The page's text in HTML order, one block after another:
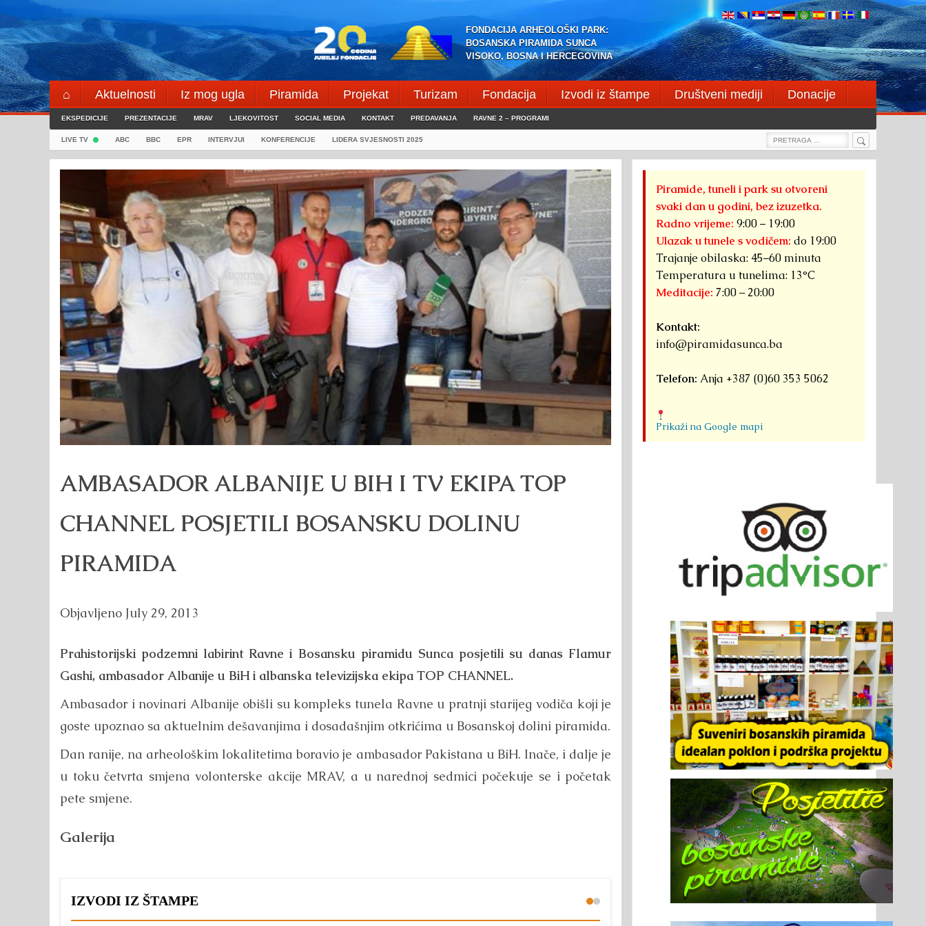
Skip
to
content
FONDACIJA ARHEOLOŠKI PARK:
BOSANSKA PIRAMIDA SUNCA
VISOKO, BOSNA I HERCEGOVINA
⌂ Aktuelnosti Iz mog ugla Piramida Projekat Turizam Fondacija Izvodi iz štampe Društveni mediji
Donacije
Blogeri
⌖
EKSPEDICIJE PREZENTACIJE MRAV LJEKOVITOST SOCIAL MEDIA KONTAKT PREDAVANJA RAVNE 2 – PROGRAMI
LIVE TV ABC BBC EPR INTERVJUI KONFERENCIJE LIDERA SVJESNOSTI 2025
Search
Search
AMBASADOR ALBANIJE U BIH I TV EKIPA TOP
CHANNEL POSJETILI BOSANSKU DOLINU
PIRAMIDA
Objavljeno July 29, 2013
Prahistorijski podzemni labirint Ravne i Bosansku piramidu Sunca posjetili su danas Flamur
Gashi, ambasador Albanije u BiH i albanska televizijska ekipa TOP CHANNEL.
Ambasador i novinari Albanije obišli su kompleks tunela Ravne u pratnji starijeg vodiča koji je
goste upoznao sa aktuelnim dešavanjima i dosadašnjim otkrićima u Bosanskoj dolini piramida.
Dan ranije, na arheološkim lokalitetima boravio je ambasador Pakistana u BiH. Inače, i dalje je
u toku četvrta smjena volonterske akcije MRAV, a u narednoj sedmici počekuje se i početak
pete smjene.
Galerija
IZVODI IZ ŠTAMPE
Piramide, tuneli i park su otvoreni
svaki dan u godini, bez izuzetka.
Radno vrijeme: 9:00 – 19:00
Ulazak u tunele s vodičem: do 19:00
Trajanje obilaska: 45–60 minuta
Temperatura u tunelima: 13°C
Meditacije: 7:00 – 20:00
Kontakt:
info@piramidasunca.ba
Telefon: Anja +387 (0)60 353 5062
Prikaži na Google mapi